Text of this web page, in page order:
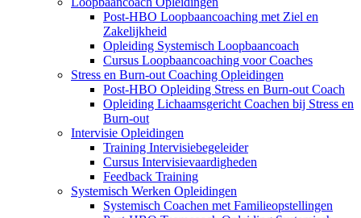
Post-HBO Loopbaancoaching met Ziel en
Zakelijkheid
Opleiding Systemisch Loopbaancoach
Cursus Loopbaancoaching voor Coaches
Stress en Burn-out Coaching Opleidingen
Post-HBO Opleiding Stress en Burn-out Coach
Opleiding Lichaamsgericht Coachen bij Stress en
Burn-out
Intervisie Opleidingen
Training Intervisiebegeleider
Cursus Intervisievaardigheden
Feedback Training
Systemisch Werken Opleidingen
Systemisch Coachen met Familieopstellingen